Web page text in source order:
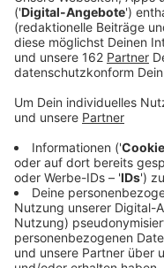
Anzeige
Auf der A59 in
Autofahrer aktuell
Zwischen Duisburg-
noch eine Spur frei.
die Autobahn GmbH
weil sich ein Spalt am
gebildet hat.
maximal 60 km/h